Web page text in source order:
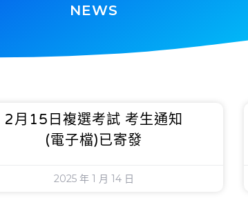
NEWS
2月15日複選考試 考生通知
(電子檔)已寄發
2025 年 1 月 14 日